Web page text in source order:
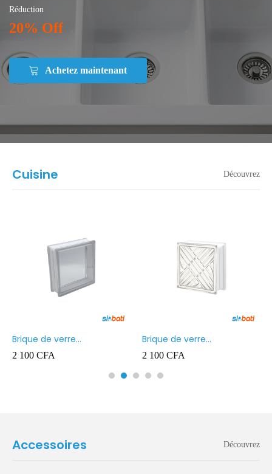
Réduction
20% Off
Achetez maintenant
Cuisine Découvrez
Brique de verre
190X190X80MM Transparent
2 100 CFA
Brique de verre
190X190X80MM CROSS
2 100 CFA
Accessoires Découvrez